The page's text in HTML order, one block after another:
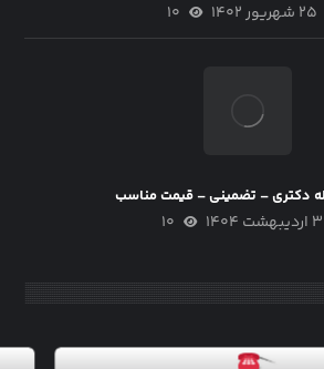
۲۵ شهریور ۱۴۰۲ ۱۰
دکتری – تضمینی – قیمت مناسب
۳ اردیبهشت ۱۴۰۴ ۱۰